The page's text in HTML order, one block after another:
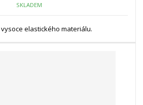
SKLADEM
elastického materiálu.